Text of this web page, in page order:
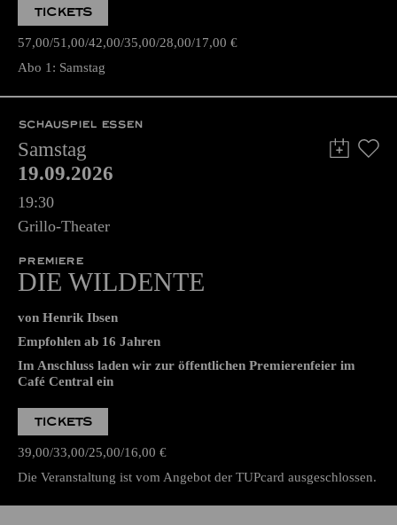
TICKETS
57,00 51,00 42,00 35,00 28,00 17,00 €
Abo 1: Samstag
SCHAUSPIEL ESSEN
Samstag
19.09.2026
19:30
Grillo-Theater
PREMIERE
DIE WILDENTE
von Henrik Ibsen
Empfohlen ab 16 Jahren
Im Anschluss laden wir zur öffentlichen Premierenfeier im
Café Central ein
TICKETS
39,00 33,00 25,00 16,00 €
Die Veranstaltung ist vom Angebot der TUPcard ausgeschlossen.